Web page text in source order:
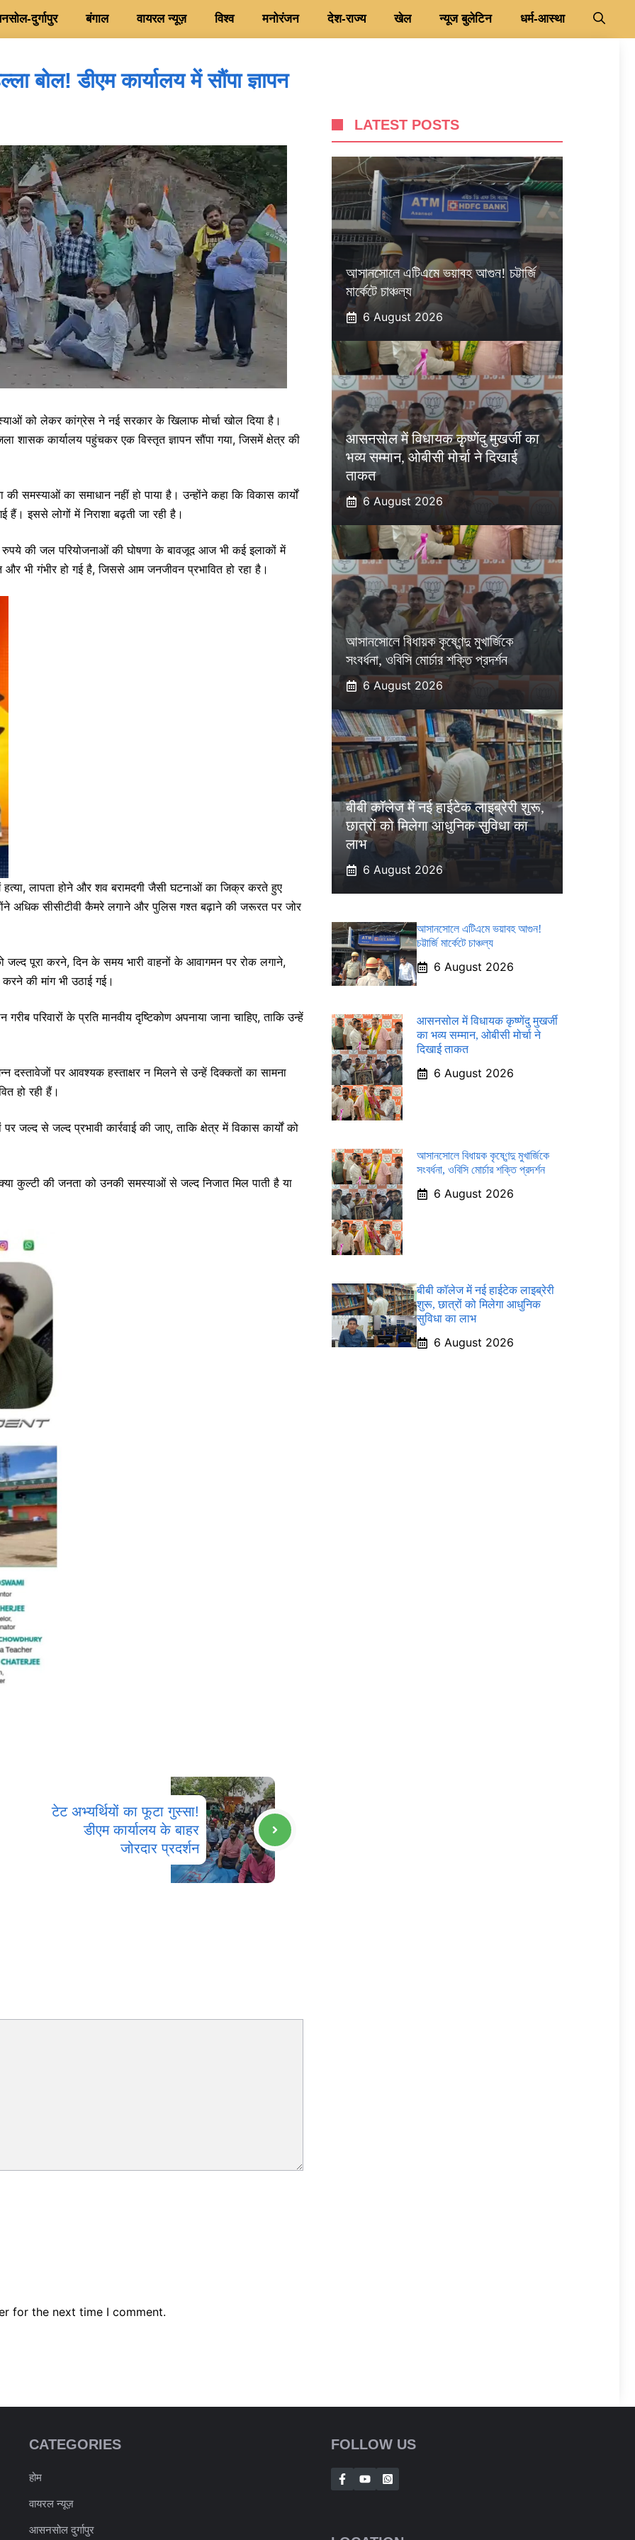
दुर्गापुर बंगाल वायरल न्यूज़ विश्व मनोरंजन देश-राज्य खेल न्यूज बुलेटिन धर्म-आस्था
बोल! डीएम कार्यालय में सौंपा ज्ञापन
को लेकर कांग्रेस ने नई सरकार के खिलाफ मोर्चा खोल दिया है।
शासक कार्यालय पहुंचकर एक विस्तृत ज्ञापन सौंपा गया, जिसमें क्षेत्र की
का समाधान नहीं हो पाया है। उन्होंने कहा कि विकास कार्यों
हैं। इससे लोगों में निराशा बढ़ती जा रही है।
रुपये की जल परियोजनाओं की घोषणा के बावजूद आज भी कई इलाकों में
और भी गंभीर हो गई है, जिससे आम जनजीवन प्रभावित हो रहा है।
लापता होने और शव बरामदगी जैसी घटनाओं का जिक्र करते हुए
अधिक सीसीटीवी कैमरे लगाने और पुलिस गश्त बढ़ाने की जरूरत पर जोर
पूरा करने, दिन के समय भारी वाहनों के आवागमन पर रोक लगाने,
करने की मांग भी उठाई गई।
परिवारों के प्रति मानवीय दृष्टिकोण अपनाया जाना चाहिए, ताकि उन्हें
दस्तावेजों पर आवश्यक हस्ताक्षर न मिलने से उन्हें दिक्कतों का सामना
हो रही हैं।
जल्द से जल्द प्रभावी कार्रवाई की जाए, ताकि क्षेत्र में विकास कार्यों को
कुल्टी की जनता को उनकी समस्याओं से जल्द निजात मिल पाती है या
टेट अभ्यर्थियों का फूटा गुस्सा!
डीएम कार्यालय के बाहर
जोरदार प्रदर्शन
for the next time I comment.
LATEST POSTS
আসানসোলে এটিএমে ভয়াবহ আগুন! চট্টার্জি
মার্কেটে চাঞ্চল্য
6 August 2026
आसनसोल में विधायक कृष्णेंदु मुखर्जी का
भव्य सम्मान, ओबीसी मोर्चा ने दिखाई
ताकत
6 August 2026
আসানসোলে বিধায়ক কৃষ্ণেন্দু মুখার্জিকে
সংবর্ধনা, ওবিসি মোর্চার শক্তি প্রদর্শন
6 August 2026
बीबी कॉलेज में नई हाईटेक लाइब्रेरी शुरू,
छात्रों को मिलेगा आधुनिक सुविधा का
लाभ
6 August 2026
আসানসোলে এটিএমে ভয়াবহ আগুন!
চট্টার্জি মার্কেটে চাঞ্চল্য
6 August 2026
आसनसोल में विधायक कृष्णेंदु मुखर्जी
का भव्य सम्मान, ओबीसी मोर्चा ने
दिखाई ताकत
6 August 2026
আসানসোলে বিধায়ক কৃষ্ণেন্দু মুখার্জিকে
সংবর্ধনা, ওবিসি মোর্চার শক্তি প্রদর্শন
6 August 2026
बीबी कॉलेज में नई हाईटेक लाइब्रेरी
शुरू, छात्रों को मिलेगा आधुनिक
सुविधा का लाभ
6 August 2026
CATEGORIES
होम
वायरल न्यूज़
आसनसोल दुर्गापुर
FOLLOW US